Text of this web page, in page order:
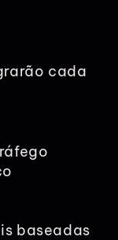
cada
baseadas